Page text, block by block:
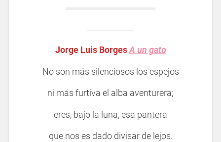
Jorge Luis Borges A un gato
No son más silenciosos los espejos
ni más furtiva el alba aventurera;
eres, bajo la luna, esa pantera
que nos es dado divisar de lejos.